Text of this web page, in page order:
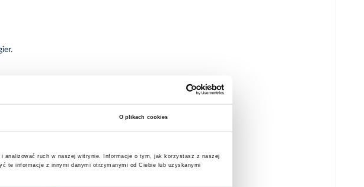
O plikach cookies
analizować ruch w naszej witrynie. Informacje o tym, jak korzystasz z naszej
te informacje z innymi danymi otrzymanymi od Ciebie lub uzyskanymi
również młodszych dzieci.